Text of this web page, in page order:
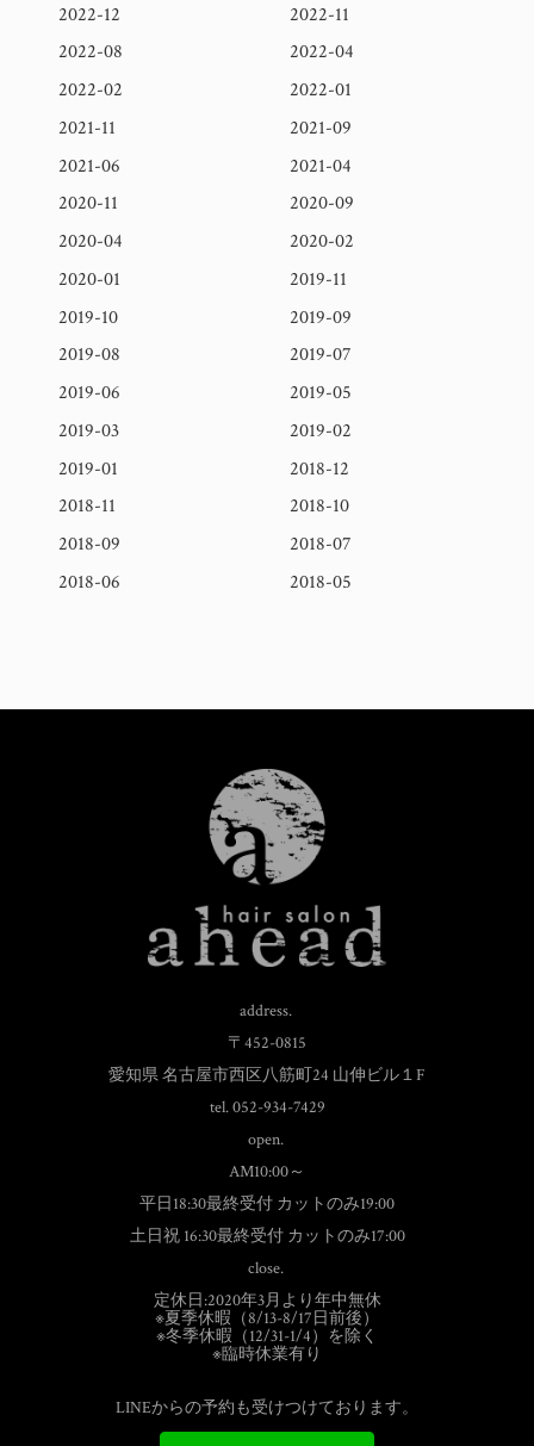
2022-12
2022-11
2022-08
2022-04
2022-02
2022-01
2021-11
2021-09
2021-06
2021-04
2020-11
2020-09
2020-04
2020-02
2020-01
2019-11
2019-10
2019-09
2019-08
2019-07
2019-06
2019-05
2019-03
2019-02
2019-01
2018-12
2018-11
2018-10
2018-09
2018-07
2018-06
2018-05
address.
〒452-0815
愛知県 名古屋市西区八筋町24 山伸ビル１F
tel. 052-934-7429
open.
AM10:00～
平日18:30最終受付 カットのみ19:00
土日祝 16:30最終受付 カットのみ17:00
close.
定休日:2020年3月より年中無休
※夏季休暇（8/13-8/17日前後）
※冬季休暇（12/31-1/4）を除く
※臨時休業有り
LINEからの予約も受けつけております。